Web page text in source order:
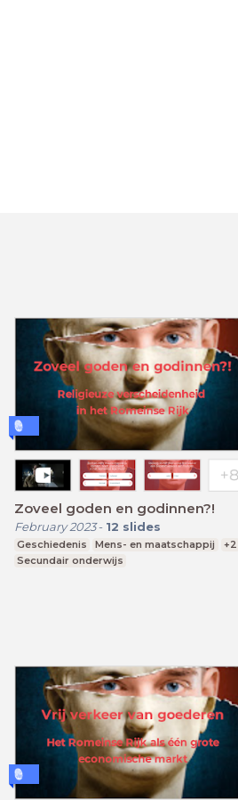
Zoveel goden en godinnen?!
February 2023- 12 slides
Geschiedenis Mens- en maatschappij
+2
Secundair onderwijs